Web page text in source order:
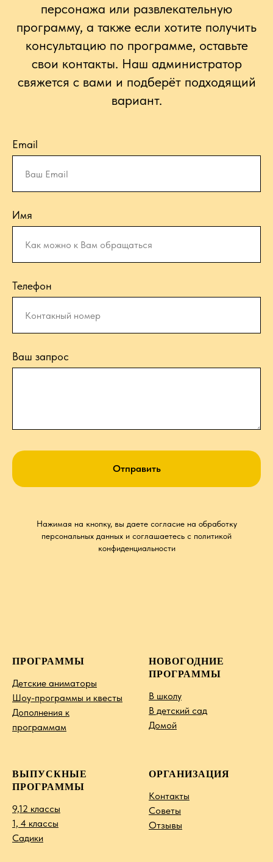
персонажа или развлекательную
программу, а также если хотите получить
консультацию по программе, оставьте
свои контакты. Наш администратор
свяжется с вами и подберёт подходящий
вариант.
Email
Имя
Телефон
Ваш запрос
Отправить
Нажимая на кнопку, вы даете согласие на обработку
персональных данных и соглашаетесь c политикой
конфиденциальности
ПРОГРАММЫ
Детские аниматоры
Шоу-программы и квесты
Дополнения к
программам
НОВОГОДНИЕ
ПРОГРАММЫ
В школу
В детский сад
Домой
ВЫПУСКНЫЕ
ПРОГРАММЫ
9,12 классы
1, 4 классы
Садики
ОРГАНИЗАЦИЯ
Контакты
Советы
Отзывы